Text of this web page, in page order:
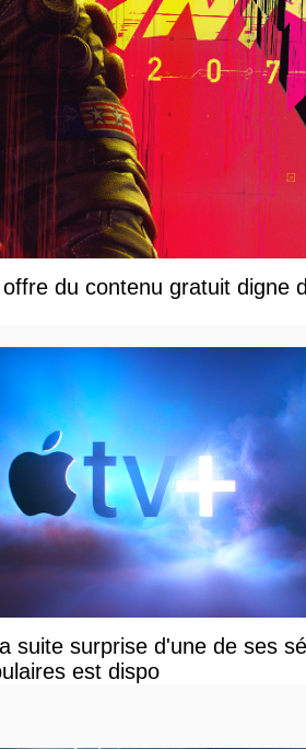
du contenu gratuit digne
suite surprise d'une de ses
est dispo